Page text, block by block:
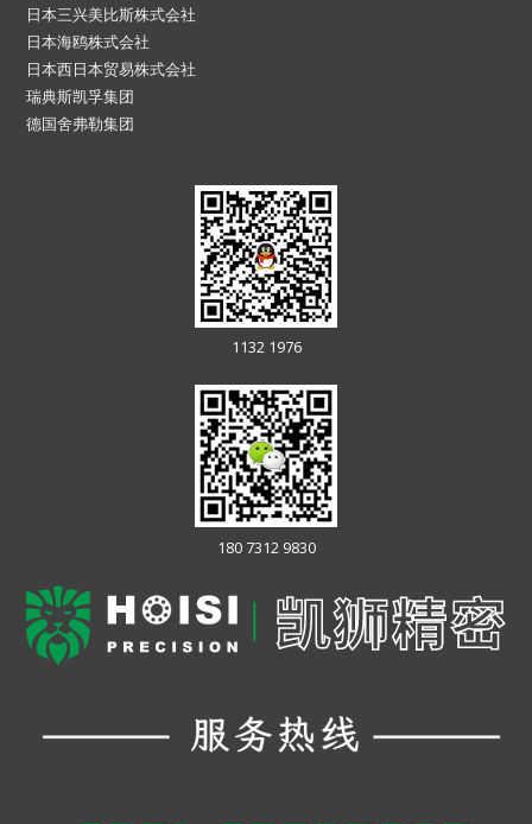
日本三兴美比斯株式会社
日本海鸥株式会社
日本西日本贸易株式会社
瑞典斯凯孚集团
德国舍弗勒集团
1132 1976
180 7312 9830